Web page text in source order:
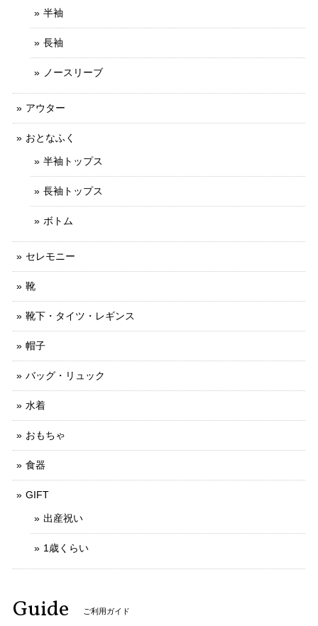
半袖
長袖
ノースリーブ
アウター
おとなふく
半袖トップス
長袖トップス
ボトム
セレモニー
靴
靴下・タイツ・レギンス
帽子
バッグ・リュック
水着
おもちゃ
食器
GIFT
出産祝い
1歳くらい
Guide ご利用ガイド